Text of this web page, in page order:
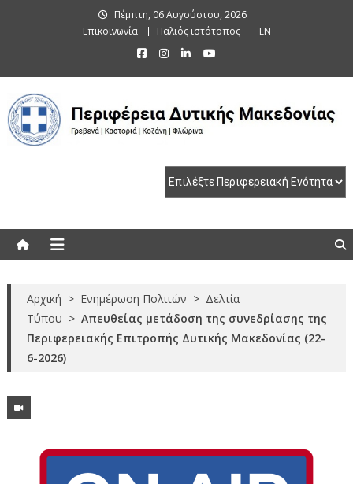
Πέμπτη, 06 Αυγούστου, 2026
Επικοινωνία
Παλιός ιστότοπος EN
Αρχική > Ενημέρωση Πολιτών > Δελτία
Τύπου > Απευθείας μετάδοση της συνεδρίασης της
Περιφερειακής Επιτροπής Δυτικής Μακεδονίας (22-
6-2026)